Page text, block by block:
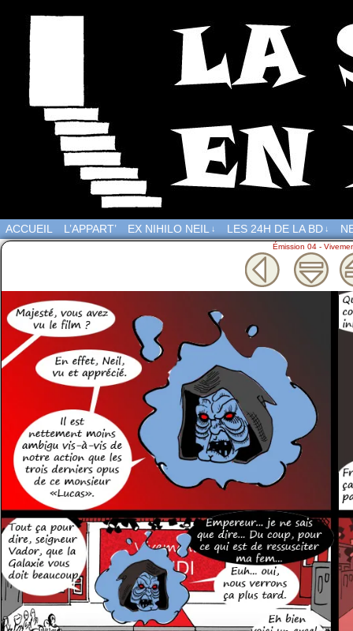
ACCUEIL L’APPART’ EX NIHILO NEIL ↓ LES 24H DE LA BD ↓
Émission 04 -